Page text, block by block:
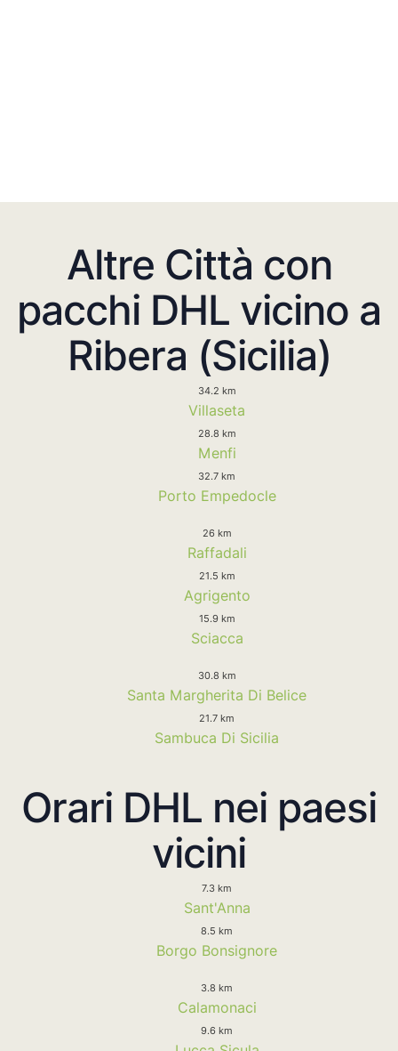
Altre Città con
pacchi DHL vicino a
Ribera (Sicilia)
34.2 km
Villaseta
28.8 km
Menfi
32.7 km
Porto Empedocle
26 km
Raffadali
21.5 km
Agrigento
15.9 km
Sciacca
30.8 km
Santa Margherita Di Belice
21.7 km
Sambuca Di Sicilia
Orari DHL nei paesi
vicini
7.3 km
Sant'Anna
8.5 km
Borgo Bonsignore
3.8 km
Calamonaci
9.6 km